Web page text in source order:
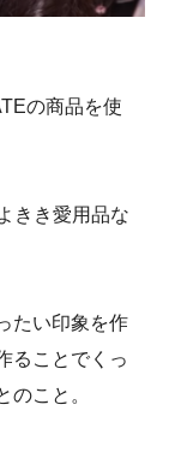
の商品を使
きき愛用品な
たい印象を作
ることでくっ
のこと。